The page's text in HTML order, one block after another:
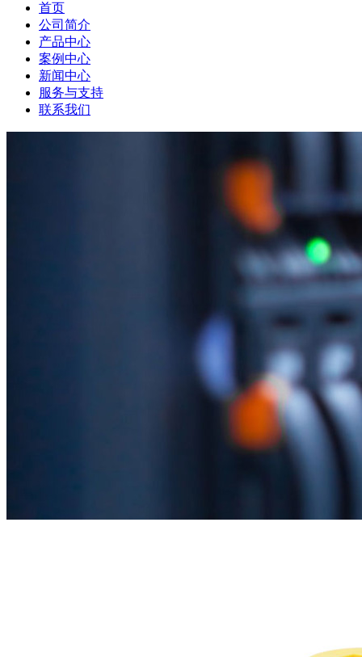
首页
公司简介
产品中心
案例中心
新闻中心
服务与支持
联系我们